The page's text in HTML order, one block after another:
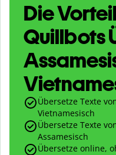
Die
Quillbots
Übersetze Texte
Vietnamesisch
Übersetze Texte
Assamesisch
Übersetze online,